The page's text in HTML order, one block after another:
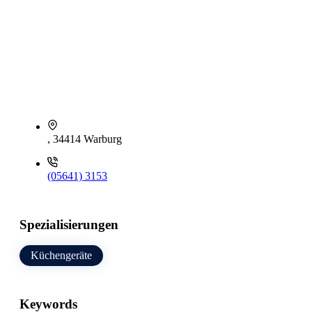
, 34414 Warburg
(05641) 3153
Spezialisierungen
Küchengeräte
Keywords